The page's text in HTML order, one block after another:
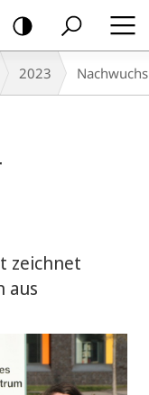
2023
zeichnet
aus